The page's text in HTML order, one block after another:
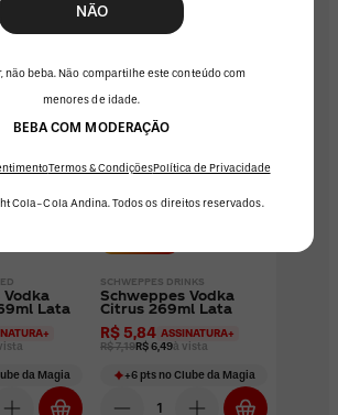
NÃO
não beba. Não compartilhe este conteúdo com
menores de idade.
BEBA COM MODERAÇÃO
Termos & CondiçõesPolítica de Privacidade
Cola-Cola Andina. Todos os direitos reservados.
Vodka
Lata
da Magia
SCHWEPPES DRINKS
Schweppes Vodka
Citrus 269ml Lata
R$ 5,84 ASSINATURA+
R$ 7,19R$ 6,49à vista
+6ptsno Clube da Magia